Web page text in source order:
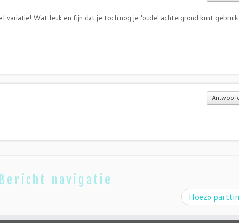
variatie! Wat leuk en fijn dat je toch nog je 'oude' achtergrond kunt
Bericht navigatie
Hoezo